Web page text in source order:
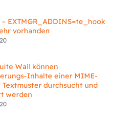
– EXTMGR_ADDINS=te_hook
vorhanden
Wall können
Inhalte einer MIME-
Textmuster durchsucht und
werden